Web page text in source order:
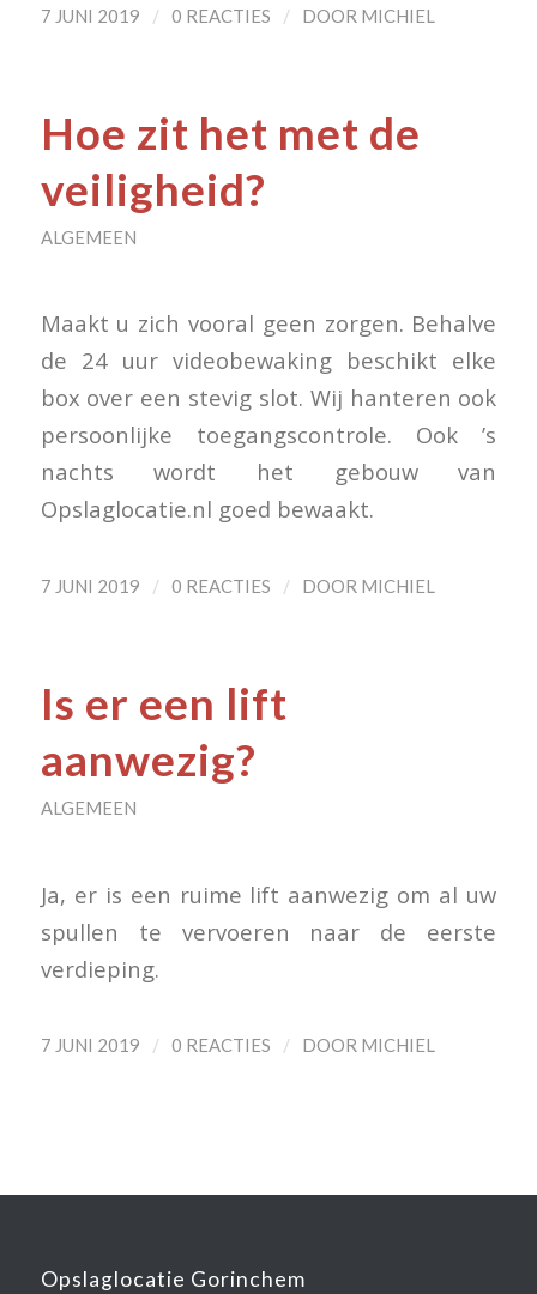
7 JUNI 2019 / 0 REACTIES / DOOR MICHIEL
Hoe zit het met de
veiligheid?
ALGEMEEN
Maakt u zich vooral geen zorgen. Behalve
de 24 uur videobewaking beschikt elke
box over een stevig slot. Wij hanteren ook
persoonlijke toegangscontrole. Ook ’s
nachts wordt het gebouw van
Opslaglocatie.nl goed bewaakt.
7 JUNI 2019 / 0 REACTIES / DOOR MICHIEL
Is er een lift
aanwezig?
ALGEMEEN
Ja, er is een ruime lift aanwezig om al uw
spullen te vervoeren naar de eerste
verdieping.
7 JUNI 2019 / 0 REACTIES / DOOR MICHIEL
Opslaglocatie Gorinchem